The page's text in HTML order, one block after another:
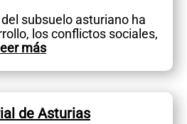
subsuelo asturiano ha
los conflictos sociales,
más
de Asturias